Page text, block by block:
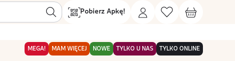
Pobierz Apkę!
MEGA! MAM WIĘCEJ NOWE TYLKO U NAS TYLKO ONLINE